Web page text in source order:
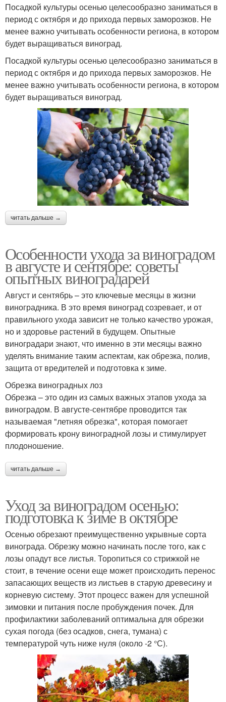
Посадкой культуры осенью целесообразно заниматься в
период с октября и до прихода первых заморозков. Не
менее важно учитывать особенности региона, в котором
будет выращиваться виноград.
Посадкой культуры осенью целесообразно заниматься в
период с октября и до прихода первых заморозков. Не
менее важно учитывать особенности региона, в котором
будет выращиваться виноград.
читать дальше →
Особенности ухода за виноградом
в августе и сентябре: советы
опытных виноградарей
Август и сентябрь – это ключевые месяцы в жизни
виноградника. В это время виноград созревает, и от
правильного ухода зависит не только качество урожая,
но и здоровье растений в будущем. Опытные
виноградари знают, что именно в эти месяцы важно
уделять внимание таким аспектам, как обрезка, полив,
защита от вредителей и подготовка к зиме.
Обрезка виноградных лоз
Обрезка – это один из самых важных этапов ухода за
виноградом. В августе-сентябре проводится так
называемая "летняя обрезка", которая помогает
формировать крону виноградной лозы и стимулирует
плодоношение.
читать дальше →
Уход за виноградом осенью:
подготовка к зиме в октябре
Осенью обрезают преимущественно укрывные сорта
винограда. Обрезку можно начинать после того, как с
лозы опадут все листья. Торопиться со стрижкой не
стоит, в течение осени еще может происходить перенос
запасающих веществ из листьев в старую древесину и
корневую систему. Этот процесс важен для успешной
зимовки и питания после пробуждения почек. Для
профилактики заболеваний оптимальна для обрезки
сухая погода (без осадков, снега, тумана) с
температурой чуть ниже нуля (около -2 °С).